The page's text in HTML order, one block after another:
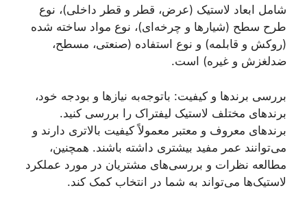
شامل ابعاد لاستیک (عرض، قطر و قطر داخلی)، نوع
طرح سطح (شیارها و چرخه‌ای)، نوع مواد ساخته شده
(روکش و قابلمه) و نوع استفاده (صنعتی، مسطح،
ضدلغزش و غیره) است.
بررسی برند‌ها و کیفیت: باتوجه‌به نیازها و بودجه خود،
برند‌های مختلف لاستیک لیفتراک را بررسی کنید.
برندهای معروف و معتبر معمولاً کیفیت بالاتری دارند و
می‌توانند عمر مفید بیشتری داشته باشند. همچنین،
مطالعه نظرات و بررسی‌های مشتریان در مورد عملکرد
لاستیک‌ها می‌تواند به شما در انتخاب کمک کند.